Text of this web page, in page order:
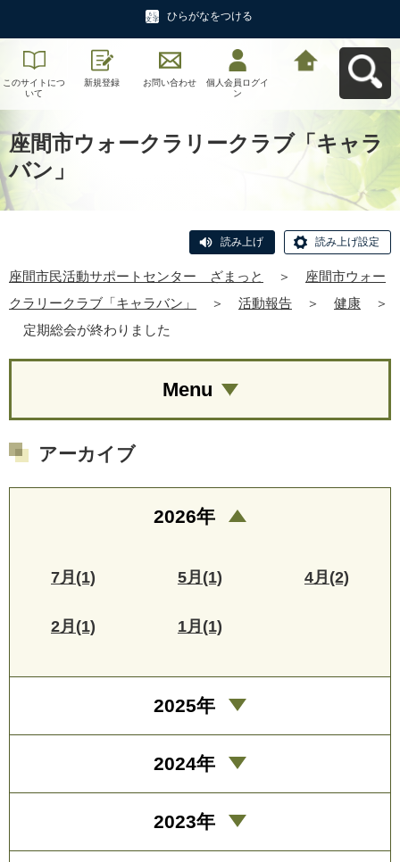
ひらがなをつける
このサイトにつ
いて
新規登録 お問い合わせ
個人会員ログイ
ン
座間市ウォークラリークラブ「キャラ
バン」
読み上げ 読み上げ設定
座間市民活動サポートセンター ざまっと ＞
座間市ウォー
クラリークラブ「キャラバン」
＞ 活動報告 ＞ 健康
＞
定期総会が終わりました
Menu
アーカイブ
2026年
7月(1) 5月(1) 4月(2)
2月(1) 1月(1)
2025年
2024年
2023年